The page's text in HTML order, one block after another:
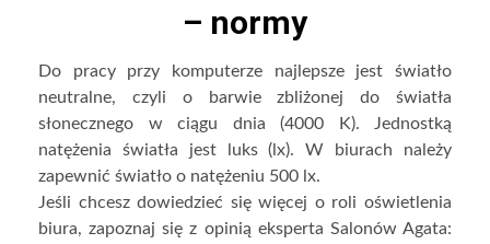
– normy
Do pracy przy komputerze najlepsze jest światło
neutralne, czyli o barwie zbliżonej do światła
słonecznego w ciągu dnia (4000 K). Jednostką
natężenia światła jest luks (lx). W biurach należy
zapewnić światło o natężeniu 500 lx.
Jeśli chcesz dowiedzieć się więcej o roli oświetlenia
biura, zapoznaj się z opinią eksperta Salonów Agata: